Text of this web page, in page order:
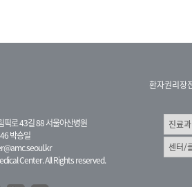
픽로 43길 88 서울아산병원
박승일
Center. All Rights reserved.
환자권리장